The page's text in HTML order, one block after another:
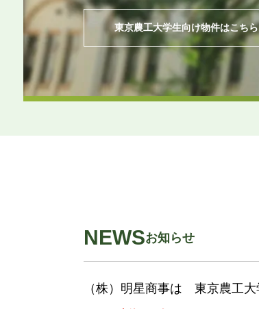
東京農工大学生向け物件はこちら
NEWSお知らせ